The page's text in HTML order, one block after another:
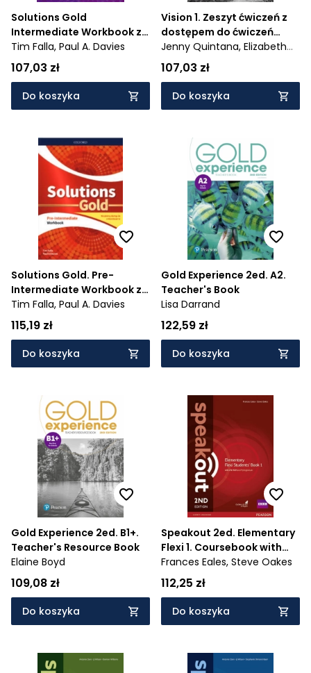
Solutions Gold
Intermediate Workbook z
kodem dostępu do wersji
cyfrowej (e-Workbook)
Tim Falla, Paul A. Davies
107,03 zł
Do koszyka
Vision 1. Zeszyt ćwiczeń z
dostępem do ćwiczeń
interaktywnych Online
Practice - 986/1/2019
Jenny Quintana, Elizabeth
Sharman,
Sałandyk
107,03 zł
Do koszyka
Solutions Gold. Pre-
Intermediate Workbook z
kodem dostępu do wersji
cyfrowej e-Workbook -
1032/1/2019
Tim Falla, Paul A. Davies
115,19 zł
Do koszyka
Gold Experience 2ed. A2.
Teacher's Book
Lisa Darrand
122,59 zł
Do koszyka
Gold Experience 2ed. B1+.
Teacher's Resource Book
Elaine Boyd
109,08 zł
Do koszyka
Speakout 2ed. Elementary
Flexi 1. Coursebook with
MyEnglishLab
Frances Eales, Steve Oakes
112,25 zł
Do koszyka